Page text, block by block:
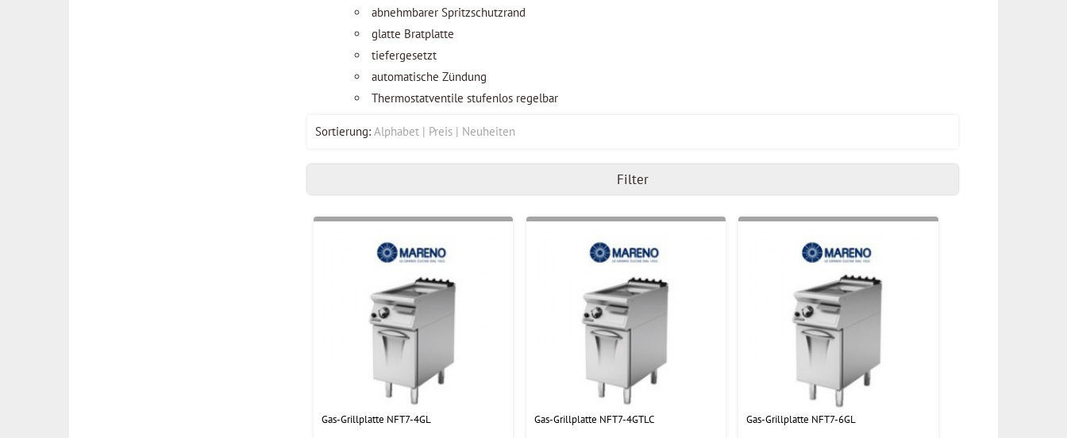
abnehmbarer Spritzschutzrand
glatte Bratplatte
tiefergesetzt
automatische Zündung
Thermostatventile stufenlos regelbar
Sortierung: Alphabet Preis Neuheiten
Filter
Gas-Grillplatte NFT7-4GL Gas-Grillplatte NFT7-4GTLC Gas-Grillplatte NFT7-6GL